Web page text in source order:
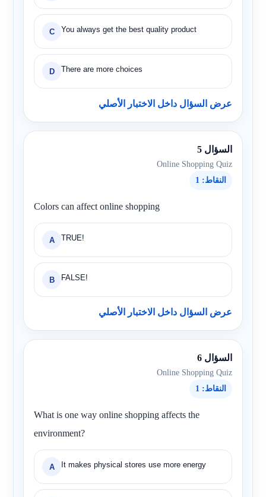
C You always get the best quality product
D There are more choices
عرض السؤال داخل الاختبار الأصلي
السؤال 5
Online Shopping Quiz
النقاط: 1
Colors can affect online shopping
A TRUE!
B FALSE!
عرض السؤال داخل الاختبار الأصلي
السؤال 6
Online Shopping Quiz
النقاط: 1
What is one way online shopping affects the
environment?
A It makes physical stores use more energy